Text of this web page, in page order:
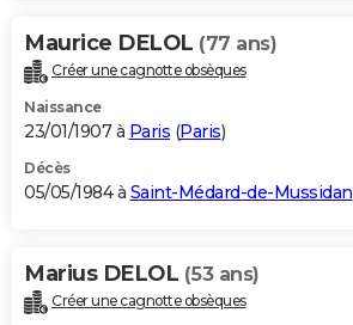
Maurice DELOL (77 ans)
Créer une cagnotte obsèques
Naissance
23/01/1907 à Paris (Paris)
Décès
05/05/1984 à Saint-Médard-de-Mussidan
Marius DELOL (53 ans)
Créer une cagnotte obsèques